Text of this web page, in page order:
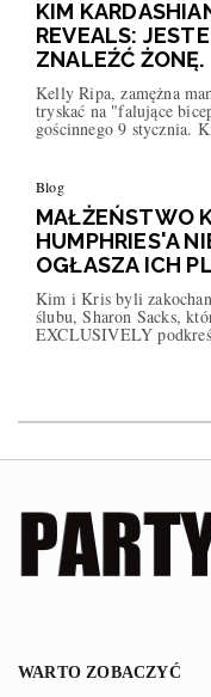
KIM
REVEALS:
ZNALEŹĆ ŻONĘ.
Kelly Ripa, zamężna
tryskać na "falujące
gościnnego 9 stycznia.
Blog
MAŁŻEŃSTWO
HUMPHRIES'A
OGŁASZA ICH
Kim i Kris byli
ślubu, Sharon Sacks,
EXCLUSIVELY
WARTO ZOBACZYĆ